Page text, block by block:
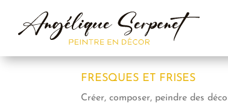
FRESQUES ET FRISES
Créer, composer, peindre des